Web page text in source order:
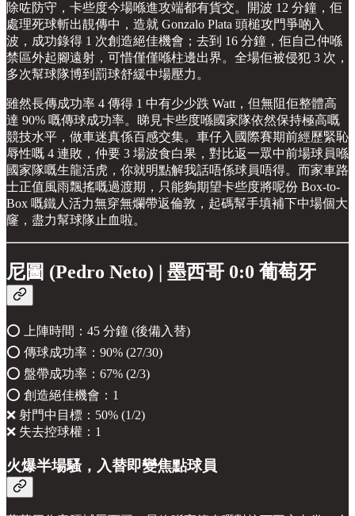
除咗防守，卡些度今場喺進攻端都有貨交。開波 12 分鐘，佢
處理死球斬出靚傳中，造就 Gonzalo Plata 頭槌攻門爭啲入
波，成功錄得 1 次創造絕佳機會；去到 16 分鐘，佢自己仲喺
禁區外起腳遠射，可惜僅僅喺柱邊出界。全場佢被侵犯 3 次，
多次幫球隊博到罰球舒緩中場壓力。
雖然長傳成功率 4 傳得 1 中有少少跌 Watt，但無阻佢整體高
達 90% 嘅傳球成功率。睇見卡些度喺國家隊依然保持極高嘅
競技水平，做車迷真係百感交集。車仔入國際賽期前經歷緊恥
辱性嘅 4 連敗，仲要 3 場波食白果，對比返一眾中前場球員喺
國家隊嘅生龍活虎，你就明點解我話唔係球員唔得。而家車路
士正值風雨飄搖嘅過渡期，只能夠期望卡些度將呢份 Box-to-
Box 嘅鐵人活力無穿無爛帶返倫敦，起碼幫手填補下中場個大
窿，盡力幫球隊止血啦。
尼圖 (Pedro Neto) | 墨西哥 0:0 葡萄牙
⭕️ 上陣時間：45 分鐘 (後備入替)
⭕️ 傳球成功率：90% (27/30)
⭕️ 盤帶成功率：67% (2/3)
⭕️ 創造絕佳機會：1
❌ 射門中目標：50% (1/2)
❌ 失去控球權：1
火爆半場騷，入替即變焦點球員